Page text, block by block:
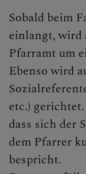
Sobald beim
einlangt, wird
Pfarramt um
Ebenso wird
etc.)
dass sich der
dem Pfarrer
bespricht.